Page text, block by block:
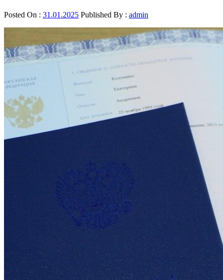
Posted On : 31.01.2025 Published By : admin